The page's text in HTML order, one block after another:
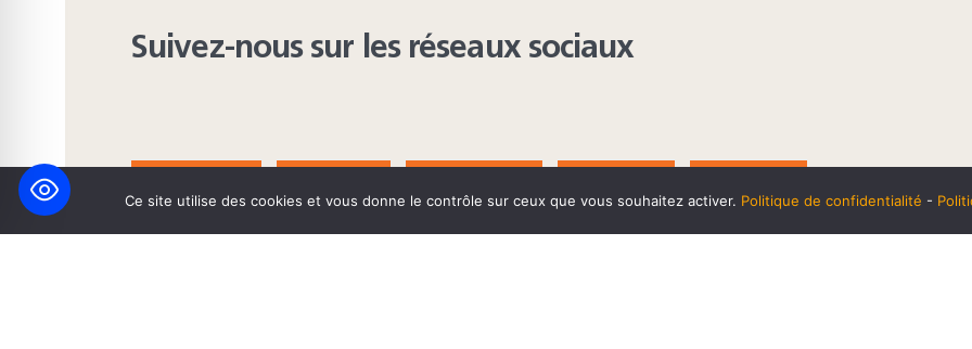
Suivez-nous sur les réseaux sociaux
Ce site utilise des cookies et vous donne le contrôle sur ceux que vous souhaitez activer. Politique de confidentialité -